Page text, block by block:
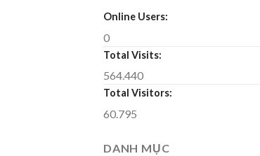
Online Users:
0
Total Visits:
564.440
Total Visitors:
60.795
DANH MỤC